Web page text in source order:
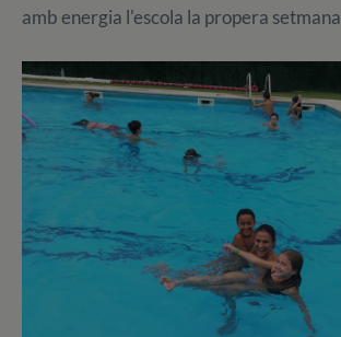
amb energia l'escola la propera